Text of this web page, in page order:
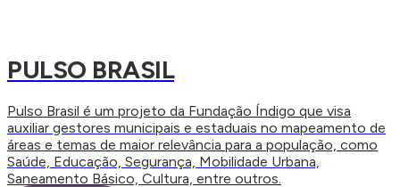
PULSO BRASIL
Pulso Brasil é um projeto da Fundação Índigo que visa
auxiliar gestores municipais e estaduais no mapeamento de
áreas e temas de maior relevância para a população, como
Saúde, Educação, Segurança, Mobilidade Urbana,
Saneamento Básico, Cultura, entre outros.